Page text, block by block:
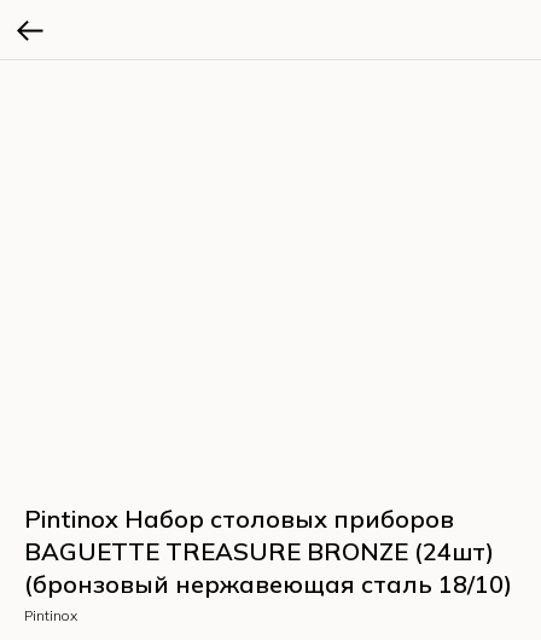
Pintinox Набор столовых приборов
BAGUETTE TREASURE BRONZE (24шт)
(бронзовый нержавеющая сталь 18/10)
Pintinox